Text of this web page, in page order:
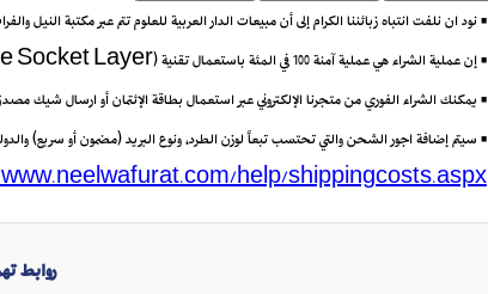
• نود ان نلفت انتباه زبائننا الكرام إلى أن مبيعات الدار العربية للعلوم تتم عبر مكتبة
• إن عملية الشراء هي عملية آمنة 100 في المئة باستعمال تقنية (Secure Socket Layer) أو SSL التي تتيح إرسال البيانات مشفرة عبر الانترنت.
• يمكنك الشراء الفوري من متجرنا الإلكتروني عبر استعمال بطاقة الإئتمان أو ارسال شيك
• سيتم إضافة اجور الشحن والتي تحتسب تبعاً لوزن الطرد، ونوع البريد (مضمون أو سريع)
help/shippingcosts.aspx
روابط